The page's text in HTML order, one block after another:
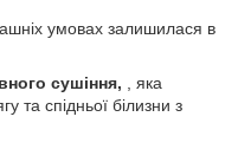
умовах залишилася в
сушіння, , яка
та спідньої білизни з